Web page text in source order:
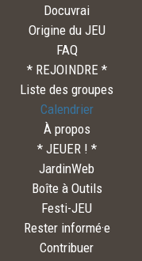
Docuvrai
Origine du JEU
FAQ
* REJOINDRE *
Liste des groupes
Calendrier
À propos
* JEUER ! *
JardinWeb
Boîte à Outils
Festi-JEU
Rester informé·e
Contribuer